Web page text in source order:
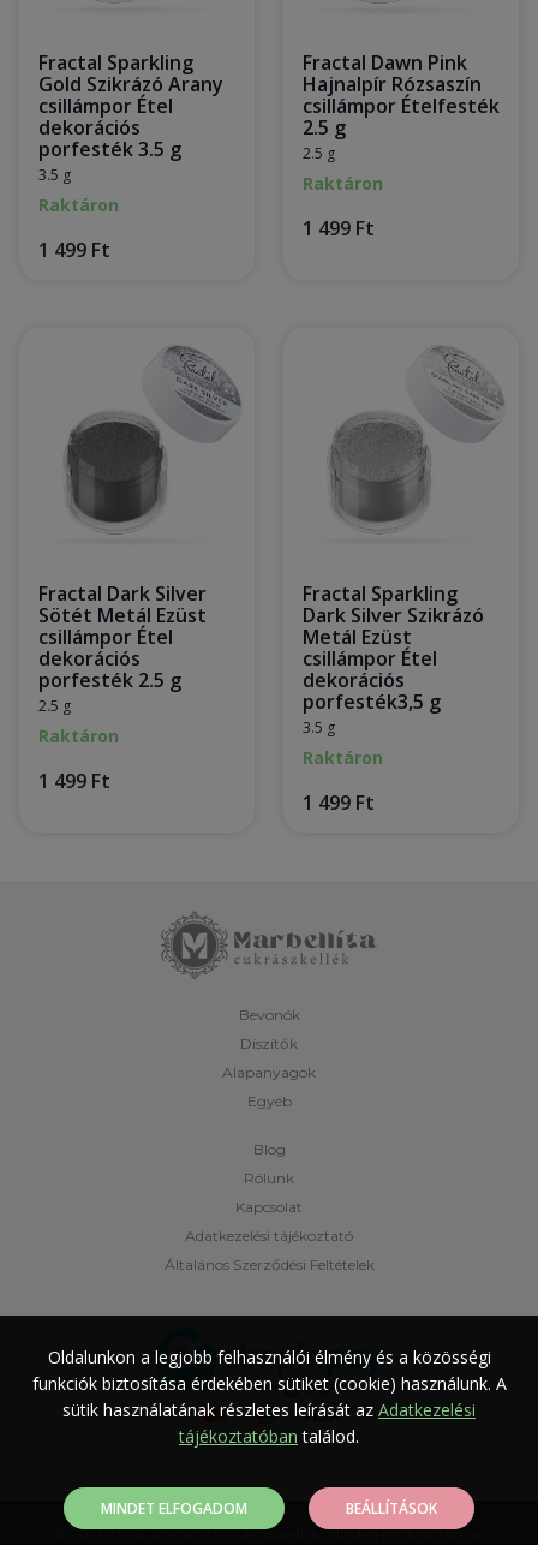
Fractal Sparkling
Gold Szikrázó Arany
csillámpor Étel
dekorációs
porfesték 3.5 g
3.5 g
Raktáron
1 499 Ft
Fractal Dawn Pink
Hajnalpír Rózsaszín
csillámpor Ételfesték
2.5 g
2.5 g
Raktáron
1 499 Ft
Fractal Dark Silver
Sötét Metál Ezüst
csillámpor Étel
dekorációs
porfesték 2.5 g
2.5 g
Raktáron
1 499 Ft
Fractal Sparkling
Dark Silver Szikrázó
Metál Ezüst
csillámpor Étel
dekorációs
porfesték3,5 g
3.5 g
Raktáron
1 499 Ft
Oldalunkon a legjobb felhasználói élmény és a közösségi
funkciók biztosítása érdekében sütiket (cookie) használunk. A
sütik használatának részletes leírását az Adatkezelési
tájékoztatóban találod.
MINDET ELFOGADOM BEÁLLÍTÁSOK
Bevonók
Díszítők
Alapanyagok
Egyéb
Blog
Rólunk
Kapcsolat
Adatkezelési tájékoztató
Általános Szerződési Feltételek
© 2021-2026. Marbellíta Cukrászkellék. Minden jog fenntartva.